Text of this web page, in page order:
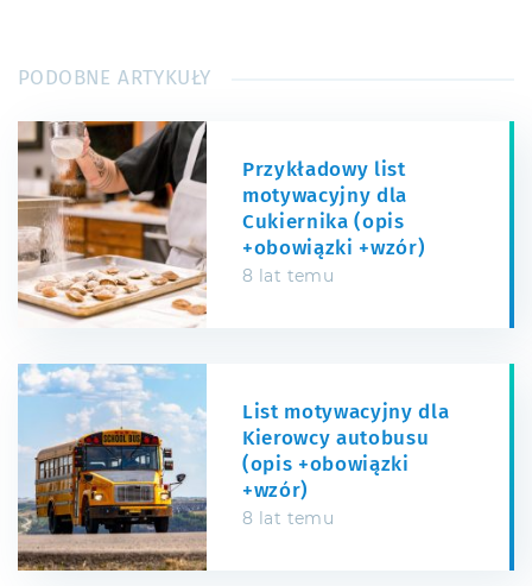
PODOBNE ARTYKUŁY
Przykładowy list
motywacyjny dla
Cukiernika (opis
+obowiązki +wzór)
8 lat temu
List motywacyjny dla
Kierowcy autobusu
(opis +obowiązki
+wzór)
8 lat temu